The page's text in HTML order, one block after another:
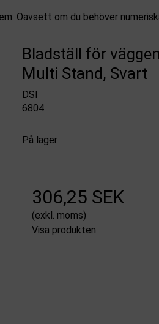
Oavsett om du behöver
Bladställ för
Multi Stand, Svart
DSI
6804
På lager
306,25 SEK
(exkl. moms)
Visa produkten